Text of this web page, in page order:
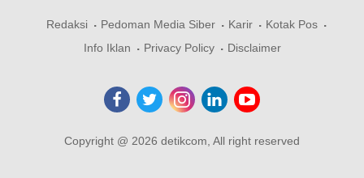
Redaksi Pedoman Media Siber Karir
Kotak Pos
Info Iklan
Privacy Policy Disclaimer
Copyright @ 2026 detikcom, All right reserved